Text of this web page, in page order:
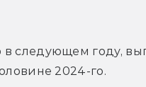
следующем году,
2024-го.